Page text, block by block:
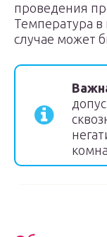
проведения
Температура
случае может